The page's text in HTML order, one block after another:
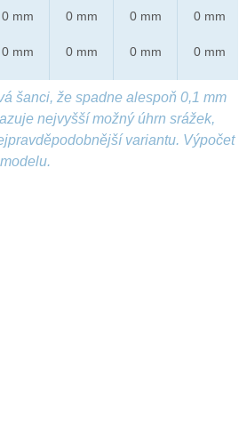
0 mm
0 mm
0 mm
0 mm
0 mm
0 mm
0 mm
0 mm
šanci, že spadne alespoň 0,1 mm
nejvyšší možný úhrn srážek,
variantu. Výpočet